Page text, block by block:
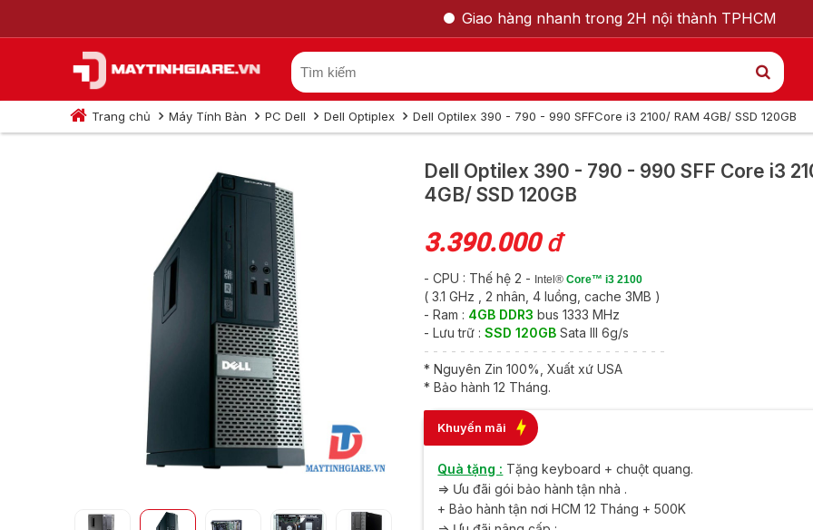
Giao hàng nhanh trong 2H nội thành TPHCM
Trang chủ Máy Tính Bàn PC Dell Dell Optiplex Dell Optilex 390 - 790 - 990 SFFCore i3 2100/ RAM 4GB/ SSD 120GB
Dell Optilex 390 - 790 - 990 SFF Core i3
4GB/ SSD 120GB
3.390.000đ
- CPU : Thế hệ 2 - Intel®Core™ i3 2100
( 3.1 GHz , 2 nhân, 4 luồng, cache 3MB )
- Ram : 4GB DDR3 bus 1333 MHz
- Lưu trữ :SSD 120GB Sata III 6g/s
- - - - - - - - - - - - - - - - - - - - - - - - - - -
* Nguyên Zin 100%, Xuất xứ USA
* Bảo hành 12 Tháng.
Khuyến mãi
Quà tặng : Tặng keyboard + chuột quang.
=> Ưu đãi gói bảo hành tận nhà .
+ Bảo hành tận nơi HCM 12 Tháng + 500K
Dell Optilex 390 - 790 - 990 SFF Core
i3 2100/ RAM 4GB/ SSD 120GB
Nam